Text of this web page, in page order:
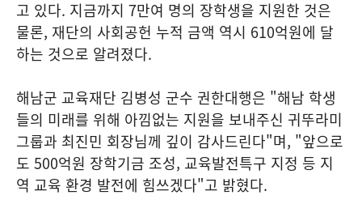
고 있다. 지금까지 7만여 명의 장학생을 지원한 것은
물론, 재단의 사회공헌 누적 금액 역시 610억원에 달
하는 것으로 알려졌다.
해남군 교육재단 김병성 군수 권한대행은 "해남 학생
들의 미래를 위해 아낌없는 지원을 보내주신 귀뚜라미
그룹과 최진민 회장님께 깊이 감사드린다"며, "앞으로
도 500억원 장학기금 조성, 교육발전특구 지정 등 지
역 교육 환경 발전에 힘쓰겠다"고 밝혔다.